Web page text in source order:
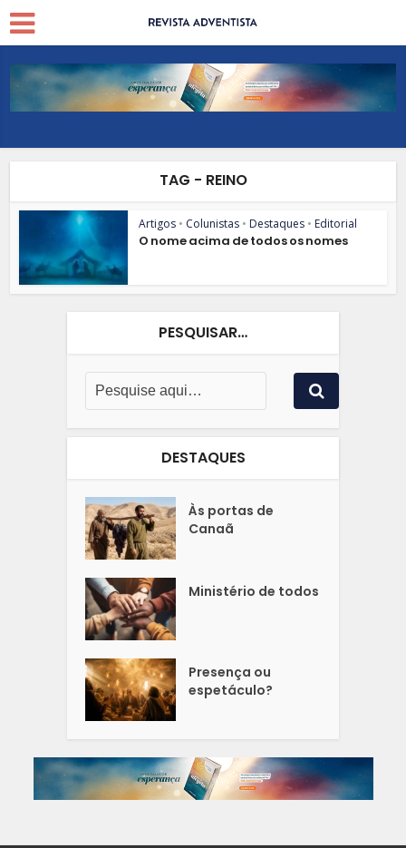
TAG - REINO
Artigos • Colunistas • Destaques • Editorial
O nome acima de todos os nomes
PESQUISAR…
DESTAQUES
Às portas de
Canaã
Ministério de todos
Presença ou
espetáculo?